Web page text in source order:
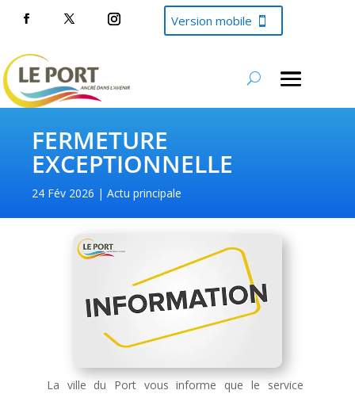
Version mobile
FERMETURE
EXCEPTIONNELLE
24 Fév 2026 Actu principale
La ville du Port vous informe que le service